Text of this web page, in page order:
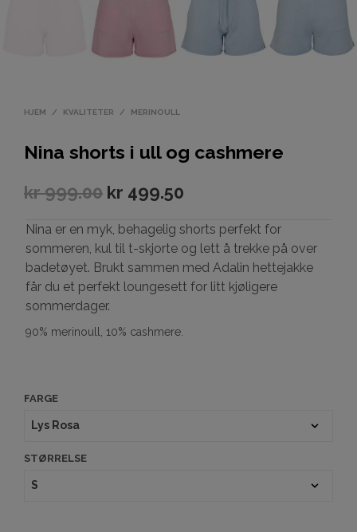
HJEM / KVALITETER / MERINOULL
Nina shorts i ull og cashmere
kr999.00 kr 499.50
Nina er en myk, behagelig shorts perfekt for
sommeren, kul til t-skjorte og lett å trekke på over
badetøyet. Brukt sammen med Adalin hettejakke
får du et perfekt loungesett for litt kjøligere
sommerdager.
90% merinoull, 10% cashmere.
FARGE
STØRRELSE